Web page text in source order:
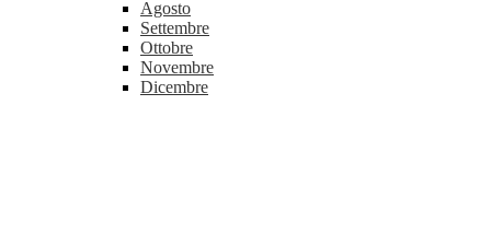
Agosto
Settembre
Ottobre
Novembre
Dicembre